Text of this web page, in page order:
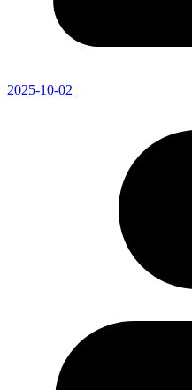
2025-10-02